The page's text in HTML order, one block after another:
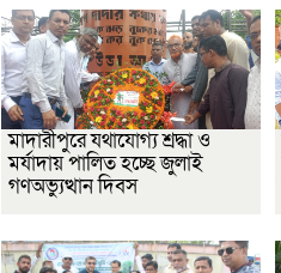
মাদারীপুরে যথাযোগ্য শ্রদ্ধা ও
মর্যাদায় পালিত হচ্ছে জুলাই
গণঅভ্যুত্থান দিবস